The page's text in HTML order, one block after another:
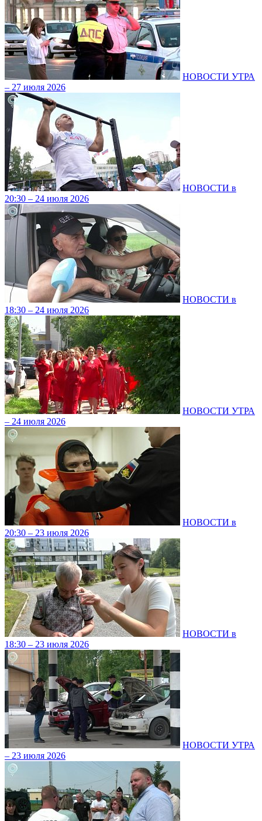
НОВОСТИ УТРА
– 27 июля 2026
НОВОСТИ в
20:30 – 24 июля 2026
НОВОСТИ в
18:30 – 24 июля 2026
НОВОСТИ УТРА
– 24 июля 2026
НОВОСТИ в
20:30 – 23 июля 2026
НОВОСТИ в
18:30 – 23 июля 2026
НОВОСТИ УТРА
– 23 июля 2026